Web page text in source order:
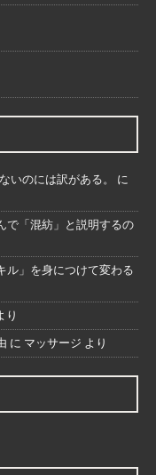
いのには訳がある。
に
「混紡」と説明するの
ル」を身につけて変わる
り
に マッサージ より